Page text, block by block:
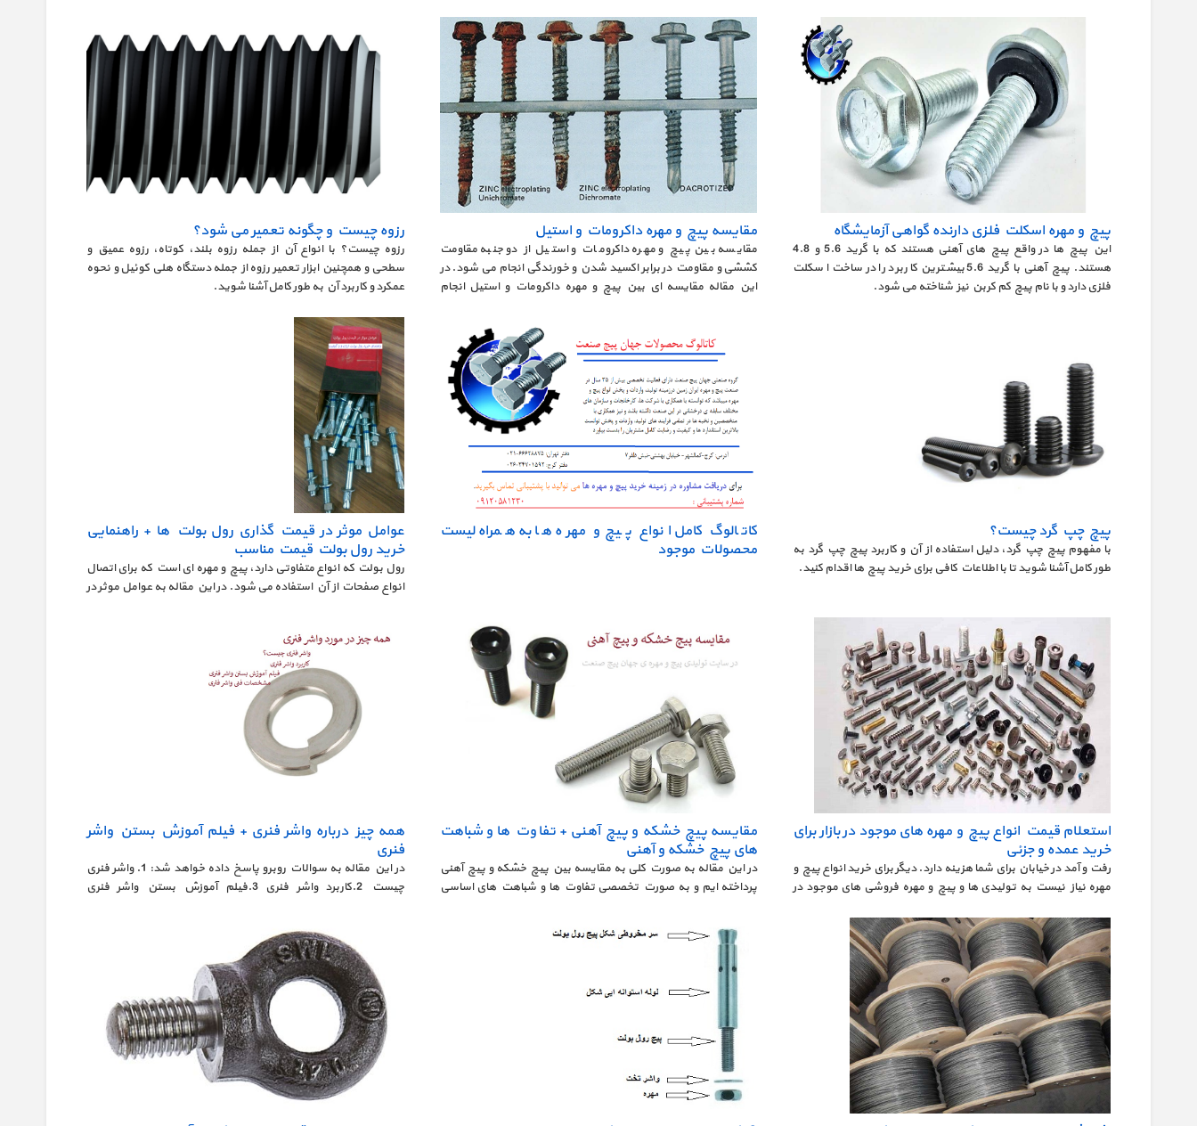
پیچ و مهره اسکلت فلزی دارنده گواهی آزمایشگاه
این پیچ ها در واقع پیچ های آهنی هستند که با گرید 5.6 و 4.8
هستند. پیچ آهنی با گرید 5.6 بیشترین کاربرد را در ساخت اسکلت
فلزی دارد و با نام پیچ کم کربن نیز شناخته می شود.
مقایسه پیچ و مهره داکرومات و استیل
مقایسه بین پیچ و مهره داکرومات و استیل از دو جنبه مقاومت
کششی و مقاومت در برابر اکسید شدن و خورندگی انجام می شود. در
این مقاله مقایسه ای بین پیچ و مهره داکرومات و استیل انجام
رزوه چیست و چگونه تعمیر می شود؟
رزوه چیست؟ با انواع آن از جمله رزوه بلند، کوتاه، رزوه عمیق و
سطحی و همچنین ابزار تعمیر رزوه از جمله دستگاه هلی کوئیل و نحوه
عمکرد و کاربرد آن به طور کامل آشنا شوید.
پیچ چپ گرد چیست؟
با مفهوم پیچ چپ گرد، دلیل استفاده از آن و کاربرد پیچ چپ گرد به
طور کامل آشنا شوید تا با اطلاعات کافی برای خرید پیچ ها اقدام کنید.
کاتالوگ کامل انواع پیچ و مهره ها به همراه لیست
محصولات موجود
عوامل موثر در قیمت گذاری رول بولت ها + راهنمایی
خرید رول بولت قیمت مناسب
رول بولت که انواع متفاوتی دارد، پیچ و مهره ای است که برای اتصال
انواع صفحات از آن استفاده می شود. در این مقاله به عوامل موثر در
هدفتان کمک خواهند کرد.
استعلام قیمت انواع پیچ و مهره های موجود در بازار برای
خرید عمده و جزئی
رفت و آمد در خیابان برای شما هزینه دارد. دیگر برای خرید انواع پیچ و
مهره نیاز نیست به تولیدی ها و پیچ و مهره فروشی های موجود در
کارهای کارآمد برای استعلام قیمت جدید انواع پیچ و مهره های موجود
در بازار کشور را به شما آموزش خواهیم داد.
مقایسه پیچ خشکه و پیچ آهنی + تفاوت ها و شباهت
های پیچ خشکه و آهنی
در این مقاله به صورت کلی به مقایسه بین پیچ خشکه و پیچ آهنی
پرداخته ایم و به صورت تخصصی تفاوت ها و شباهت های اساسی
جهان پیچ صنعت همراه باشید.
همه چیز درباره واشر فنری + فیلم آموزش بستن واشر
فنری
در این مقاله به سوالات روبرو پاسخ داده خواهد شد: 1. واشر فنری
چیست 2.کاربرد واشر فنری 3.فیلم آموزش بستن واشر فنری